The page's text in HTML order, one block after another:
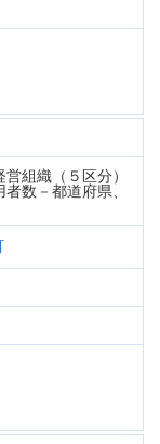
組織（５区分）
数－都道府県、